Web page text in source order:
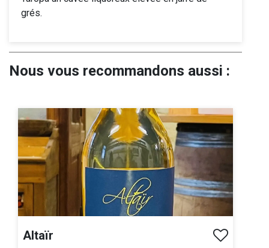
grés.
Nous vous recommandons aussi :
Altaïr